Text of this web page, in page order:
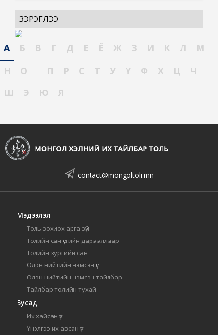
ЗЭРЭГЛЭЭ
А Б В Г Д Е Ё Ж З И К Л
М
Н
О П Р С Т У Ү Ф Х Ц
Ч
Ш
Э Ю Я
contact@mongoltoli.mn
Мэдээлэл
Толь зохиох арга зүй
Толийн сан үсгийн дарааллаар
Толийн зургийн сан
Олон нийтийн нэмсэн үг
Олон нийтийн нэмсэн тайлбар
Тайлбар толийн тухай
Бусад
Их хайсан үг
Үнэлгээ их авсан үг